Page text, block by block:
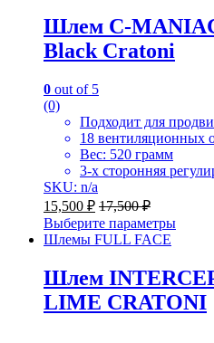
Шлем C-
Black Cratoni
0 out of 5
(0)
Подходит для
18 вентиляционных
Вес: 520 грамм
3-х сторонняя
SKU: n/a
15,500 ₽ 17,500₽
Выберите параметры
Шлемы FULL FACE
Шлем
LIME СRATONI